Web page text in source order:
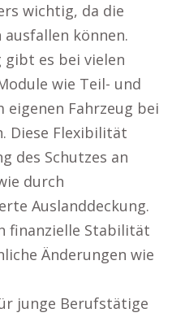
wichtig, da die
können.
gibt es bei vielen
wie Teil- und
eigenen Fahrzeug bei
Diese Flexibilität
des Schutzes an
durch
Auslanddeckung.
finanzielle Stabilität
Änderungen wie
junge Berufstätige